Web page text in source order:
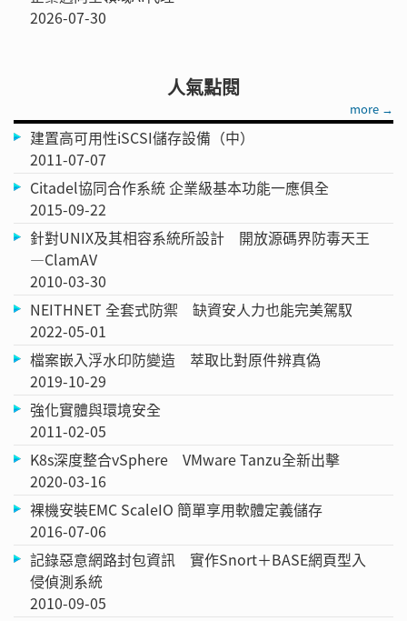
2026-07-30
人氣點閱
more →
建置高可用性iSCSI儲存設備（中）
2011-07-07
Citadel協同合作系統 企業級基本功能一應俱全
2015-09-22
針對UNIX及其相容系統所設計 開放源碼界防毒天王
—ClamAV
2010-03-30
NEITHNET 全套式防禦 缺資安人力也能完美駕馭
2022-05-01
檔案嵌入浮水印防變造 萃取比對原件辨真偽
2019-10-29
強化實體與環境安全
2011-02-05
K8s深度整合vSphere VMware Tanzu全新出擊
2020-03-16
裸機安裝EMC ScaleIO 簡單享用軟體定義儲存
2016-07-06
記錄惡意網路封包資訊 實作Snort＋BASE網頁型入
侵偵測系統
2010-09-05